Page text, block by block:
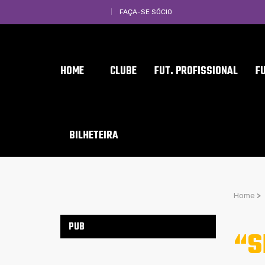
FAÇA-SE SÓCIO
HOME CLUBE FUT. PROFISSIONAL
BILHETEIRA
Home >
PUB